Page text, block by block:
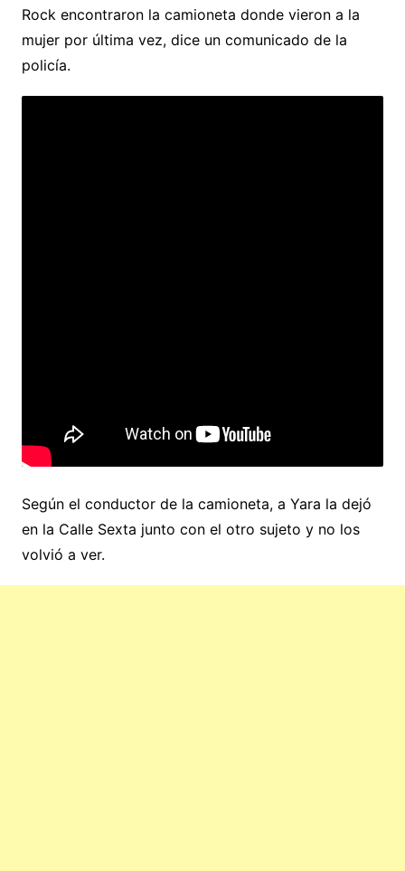
Rock encontraron la camioneta donde vieron a la
mujer por última vez, dice un comunicado de la
policía.
Según el conductor de la camioneta, a Yara la dejó
en la Calle Sexta junto con el otro sujeto y no los
volvió a ver.